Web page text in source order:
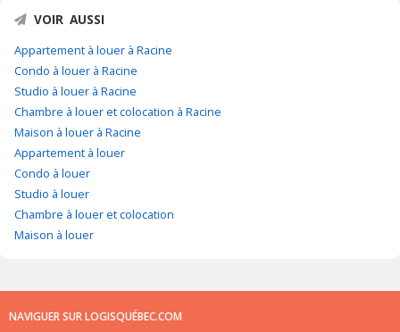
VOIR AUSSI
Appartement à louer à Racine
Condo à louer à Racine
Studio à louer à Racine
Chambre à louer et colocation à Racine
Maison à louer à Racine
Appartement à louer
Condo à louer
Studio à louer
Chambre à louer et colocation
Maison à louer
NAVIGUER SUR LOGISQUÉBEC.COM